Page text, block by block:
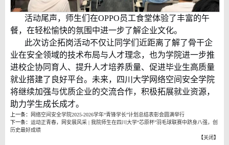
活动尾声，师生们在OPPO员工食堂体验了丰富的午
餐，在轻松愉快的氛围中进一步了解企业文化。
此次访企拓岗活动不仅让同学们近距离了解了骨干企
业在安全领域的技术布局与人才理念，也为学院进一步推
进校企协同育人、提升人才培养质量、促进毕业生高质量
就业搭建了良好平台。未来，四川大学网络空间安全学院
将继续加强与优质企业的交流合作，积极拓展就业资源，
助力学生成长成才。
上一条：
网络空间安全学院2025-2026学年“青锋学长”计划总结表彰会圆满举行
下一条： 运动正青春，网安展风采 | 我院师生在四川大学“芯原杯”羽毛球联赛中跻身八强，创
历史最好成绩
【关闭】